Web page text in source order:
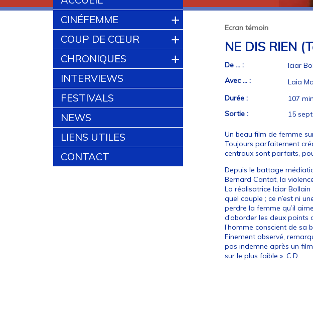
CINÉFEMME
+
COUP DE CŒUR +
CHRONIQUES +
INTERVIEWS
FESTIVALS
NEWS
LIENS UTILES
CONTACT
Ecran témoin
NE DIS RIEN
De ... :
Iciar
Avec ... :
Laia
Durée :
107
Sortie :
15
Un beau film de femme
Toujours parfaitement
centraux sont parfaits,
Depuis le battage
Bernard Cantat, la
La réalisatrice Iciar
quel couple ; ce n’est ni
perdre la femme qu’il
d’aborder les deux
l’homme conscient de sa
Finement observé,
pas indemne après un
sur le plus faible ». C.D.